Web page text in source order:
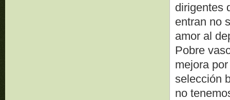
dirigentes
entran no
amor al
Pobre
mejora
selección
no